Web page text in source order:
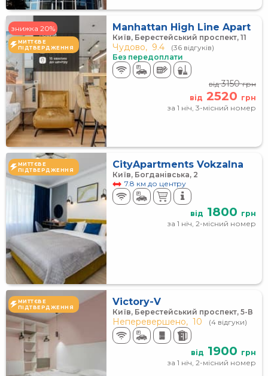
знижка 20%
МИТТЄВЕ
ПІДТВЕРДЖЕННЯ
Manhattan High Line Apart
Київ, Берестейський проспект, 11
Чудово, 9.4
(36 відгуків)
Без передоплати
від3150грн
від 2520 грн
за 1 ніч, 3-місний номер
МИТТЄВЕ
ПІДТВЕРДЖЕННЯ
CityApartments Vokzalna
Київ, Богданівська, 2
7.8 км до центру
від 1800 грн
за 1 ніч, 2-місний номер
МИТТЄВЕ
ПІДТВЕРДЖЕННЯ
Victory-V
Київ, Берестейський проспект, 5-В
Неперевершено, 10 (4 відгуки)
від 1900 грн
за 1 ніч, 2-місний номер